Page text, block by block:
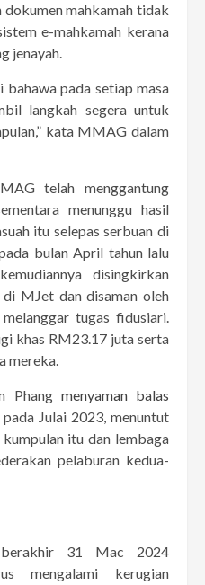
dokumen mahkamah tidak
e-mahkamah kerana
jenayah.
bahawa pada setiap masa
langkah segera untuk
kata MMAG dalam
telah menggantung
menunggu hasil
itu selepas serbuan di
bulan April tahun lalu
disingkirkan
MJet dan disaman oleh
tugas fidusiari.
khas RM23.17 juta serta
mereka.
Phang menyaman balas
Julai 2023, menuntut
itu dan lembaga
pelaburan kedua-
31 Mac 2024
mengalami kerugian